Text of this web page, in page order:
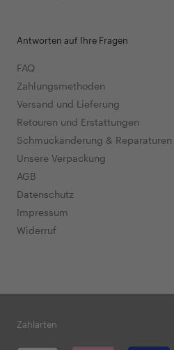
Antworten auf Ihre Fragen
FAQ
Zahlungsmethoden
Versand und Lieferung
Retouren und Erstattungen
Schmuckänderung & Reparaturen
Unsere Verpackung
AGB
Datenschutz
Impressum
Widerruf
Zahlarten